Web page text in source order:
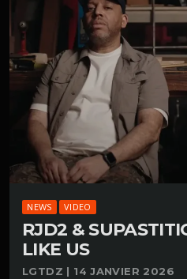
NEWS VIDEO
RJD2 &
LIKE US
LGTDZ | 14 JANVIER 2026